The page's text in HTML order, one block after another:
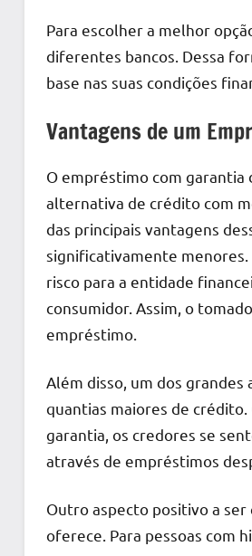
Para escolher a melhor
diferentes bancos. Dessa
base nas suas condições
Vantagens de um
O empréstimo com garantia
alternativa de crédito com
das principais vantagens
significativamente
risco para a entidade
consumidor. Assim, o
empréstimo.
Além disso, um dos
quantias maiores de
garantia, os credores se
através de empréstimos
Outro aspecto positivo a
oferece. Para pessoas com